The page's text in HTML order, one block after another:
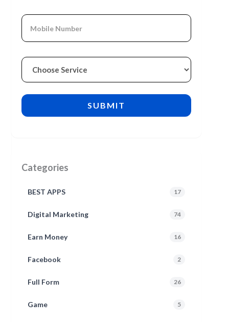
Categories
BEST APPS 17
Digital Marketing 74
Earn Money 16
Facebook 2
Full Form 26
Game 5